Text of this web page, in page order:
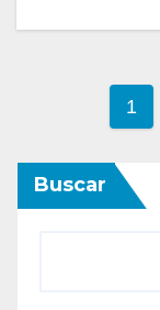
de
1
Buscar